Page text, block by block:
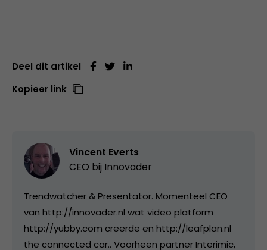
Deel dit artikel
Kopieer link
Vincent Everts
CEO bij Innovader
Trendwatcher & Presentator. Momenteel CEO
van http://innovader.nl wat video platform
http://yubby.com creerde en http://leafplan.nl
the connected car.. Voorheen partner Interimic,